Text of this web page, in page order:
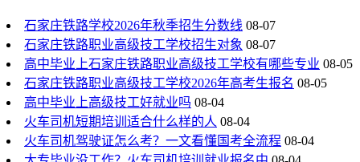
石家庄铁路学校2026年秋季招生分数线 08-07
石家庄铁路职业高级技工学校招生对象 08-07
高中毕业上石家庄铁路职业高级技工学校有哪些专业 08-05
石家庄铁路职业高级技工学校2026年高考生报名 08-05
高中毕业上高级技工好就业吗 08-04
火车司机短期培训适合什么样的人 08-04
火车司机驾驶证怎么考？一文看懂国考全流程 08-04